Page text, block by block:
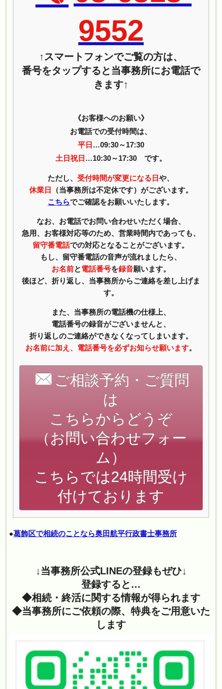
9552
↑スマートフォンでご覧の方は、
番号をタップすると当事務所にお電話で
きます↑
《お客様へのお願い》
お電話での受付時間は、
平日 …09:30～17:30
土日祝日 …10:30～17:30 です。
ただし、 受付時間が変更になる日や、
休業日
（当事務所は不定休です）がございます。
こちらでご確認をお願いいたします。
なお、お電話でお問い合わせいただく場合、
急用、お客様対応等のため、営業時間内であっても、
留守番電話での対応となることがございます。
もし、留守番電話の音声が流れましたら、
お名前と電話番号を録音願います。
後ほど、折り返し、当事務所からご連絡を差し上げま
す。
また、当事務所の電話機の仕様上、
電話番号の録音がございませんと、
折り返しのご連絡ができなくなってしまいます。
お名前に加え、電話番号を必ずお知らせ願います。
ご相談予約・ご質問
は
こちらからどうぞ
（お問い合わせフォー
ム）
こちらでは24時間受け
付けております
●葛飾区で相続のことなら奥田航平行政書士事務所
↓当事務所公式LINEの登録もぜひ↓
登録すると…
◆相続・終活に関する情報が得られます
◆当事務所にご依頼の際、特典をご用意いた
します